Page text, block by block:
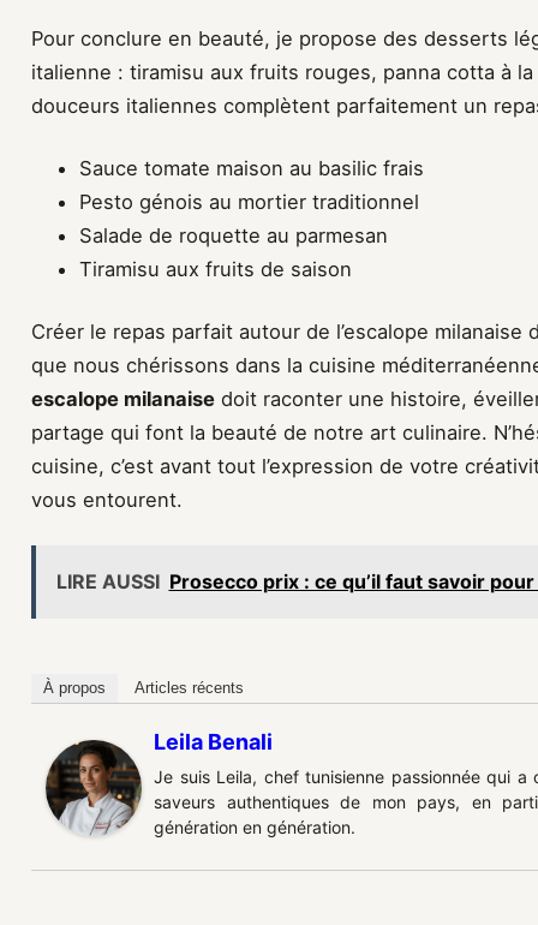
Pour conclure en beauté, je propose des desserts
italienne : tiramisu aux fruits rouges, panna cotta à
douceurs italiennes complètent parfaitement un
Sauce tomate maison au basilic frais
Pesto génois au mortier traditionnel
Salade de roquette au parmesan
Tiramisu aux fruits de saison
Créer le repas parfait autour de l’escalope
que nous chérissons dans la cuisine
escalope milanaise doit raconter une histoire,
partage qui font la beauté de notre art culinaire.
cuisine, c’est avant tout l’expression de votre
vous entourent.
LIRE AUSSI Prosecco prix : ce qu’il faut savoir
À propos Articles récents
Leila Benali
Je suis Leila, chef tunisienne passionnée qui
saveurs authentiques de mon pays, en
génération en génération.